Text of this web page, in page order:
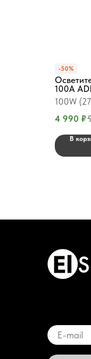
-50%
100A
100W
4 990 ₽
В